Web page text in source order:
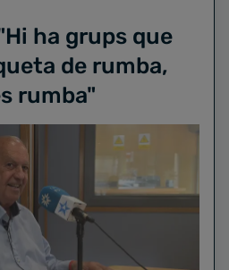
ha grups que
de rumba,
rumba"